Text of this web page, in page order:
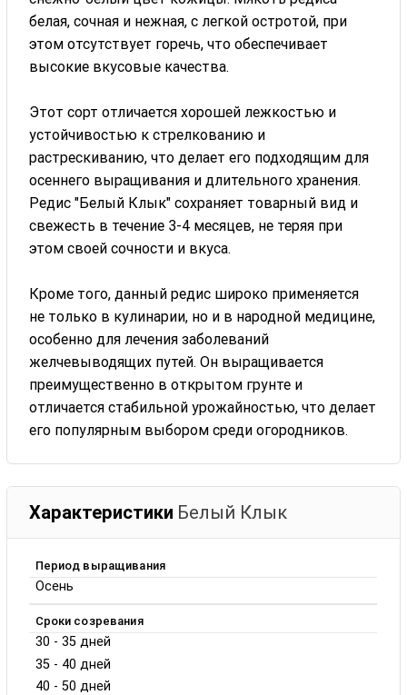
белая, сочная и нежная, с легкой остротой, при
этом отсутствует горечь, что обеспечивает
высокие вкусовые качества.
Этот сорт отличается хорошей лежкостью и
устойчивостью к стрелкованию и
растрескиванию, что делает его подходящим для
осеннего выращивания и длительного хранения.
Редис "Белый Клык" сохраняет товарный вид и
свежесть в течение 3-4 месяцев, не теряя при
этом своей сочности и вкуса.
Кроме того, данный редис широко применяется
не только в кулинарии, но и в народной медицине,
особенно для лечения заболеваний
желчевыводящих путей. Он выращивается
преимущественно в открытом грунте и
отличается стабильной урожайностью, что делает
его популярным выбором среди огородников.
Характеристики Белый Клык
Период выращивания
Осень
Сроки созревания
30 - 35 дней
35 - 40 дней
40 - 50 дней